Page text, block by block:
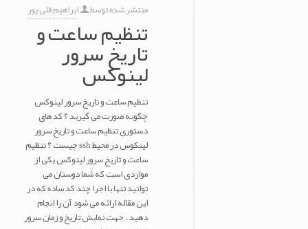
منتشر شده توسط ابراهیم قلی پور
تنظیم ساعت و
تاریخ سرور
لینوکس
تنظیم ساعت و تاریخ سرور لینوکس
چگونه صورت می گیرید ؟ کد های
دستوری تنظیم ساعت و تاریخ سرور
لینکوس در محیط ssh چیست ؟ تنظیم
ساعت و تاریخ سرور لینوکس یکی از
مواردی است که شما دوستان می
توانید تنها با اجرا چند کد ساده که در
این مقاله ارائه می شود آن را انجام
دهید . جهت نمایش تاریخ و زمان سرور